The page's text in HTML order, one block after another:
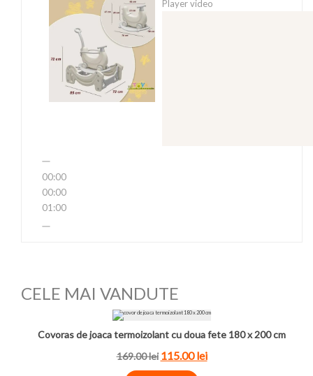
Player video
00:00
00:00
01:00
CELE MAI VANDUTE
Covoras de joaca termoizolant cu doua fete 180 x 200 cm
169.00 lei 115.00 lei